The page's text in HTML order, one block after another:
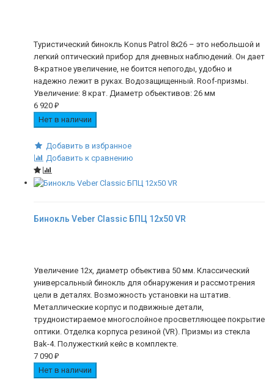
Туристический бинокль Konus Patrol 8x26 – это небольшой и
легкий оптический прибор для дневных наблюдений. Он дает
8-кратное увеличение, не боится непогоды, удобно и
надежно лежит в руках. Водозащищенный. Roof-призмы.
Увеличение: 8 крат. Диаметр объективов: 26 мм
6 920 ₽
Нет в наличии
Добавить в избранное
Добавить к сравнению
Бинокль Veber Classic БПЦ 12x50 VR
Увеличение 12х, диаметр объектива 50 мм. Классический
универсальный бинокль для обнаружения и рассмотрения
цели в деталях. Возможность установки на штатив.
Металлические корпус и подвижные детали,
трудноистираемое многослойное просветляющее покрытие
оптики. Отделка корпуса резиной (VR). Призмы из стекла
Bak-4. Полужесткий кейс в комплекте.
7 090 ₽
Нет в наличии